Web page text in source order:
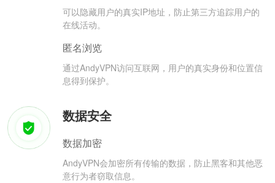
可以隐藏用户的真实IP地址，防止第三方追踪用户的
在线活动。
匿名浏览
通过AndyVPN访问互联网，用户的真实身份和位置信
息得到保护。
数据安全
数据加密
AndyVPN会加密所有传输的数据，防止黑客和其他恶
意行为者窃取信息。